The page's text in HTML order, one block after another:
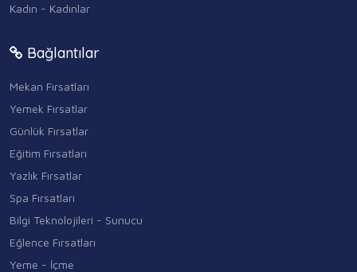
Kadın - Kadınlar
Bağlantılar
Mekan Fırsatları
Yemek Fırsatlar
Günlük Fırsatlar
Eğitim Fırsatları
Yazlık Fırsatlar
Spa Fırsatları
Bilgi Teknolojileri - Sunucu
Eğlence Fırsatları
Yeme - İçme